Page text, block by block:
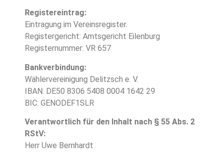
Registereintrag:
Eintragung im Vereinsregister.
Registergericht: Amtsgericht Eilenburg
Registernummer: VR 657
Bankverbindung:
Wählervereinigung Delitzsch e. V.
IBAN: DE50 8306 5408 0004 1642 29
BIC: GENODEF1SLR
Verantwortlich für den Inhalt nach § 55 Abs. 2
RStV:
Herr Uwe Bernhardt